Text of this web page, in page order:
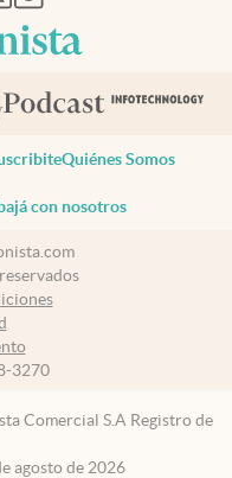
Quiénes Somos
con nosotros
3270
Comercial S.A Registro de
agosto de 2026